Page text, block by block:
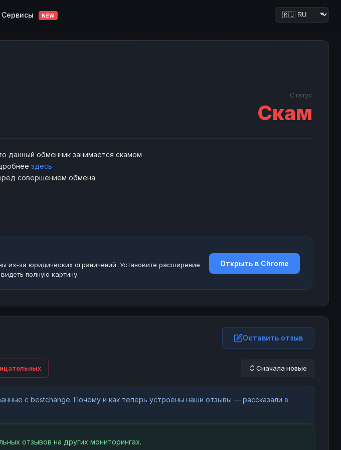
Сервисы NEW
Статус
Скам
данный обменник занимается скамом
здесь
совершением обмена
из-за юридических ограничений. Установите расширение
полную картину.
Открыть в Chrome
Оставить отзыв
Сначала новые
с bestchange. Почему и как теперь устроены наши отзывы — рассказали в
отзывов на других мониторингах.